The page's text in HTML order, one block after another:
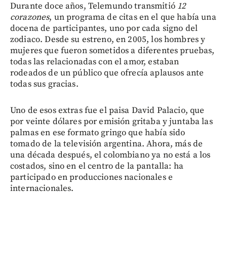
Durante doce años, Telemundo transmitió 12
corazones, un programa de citas en el que había una
docena de participantes, uno por cada signo del
zodiaco. Desde su estreno, en 2005, los hombres y
mujeres que fueron sometidos a diferentes pruebas,
todas las relacionadas con el amor, estaban
rodeados de un público que ofrecía aplausos ante
todas sus gracias.
Uno de esos extras fue el paisa David Palacio, que
por veinte dólares por emisión gritaba y juntaba las
palmas en ese formato gringo que había sido
tomado de la televisión argentina. Ahora, más de
una década después, el colombiano ya no está a los
costados, sino en el centro de la pantalla: ha
participado en producciones nacionales e
internacionales.